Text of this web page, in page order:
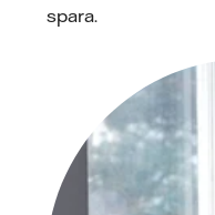
spara.